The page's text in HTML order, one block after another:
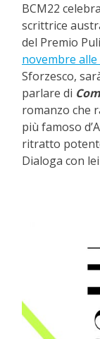
BCM22
scrittrice
del Premio
novembre alle
Sforzesco,
parlare di
romanzo che
più famoso
ritratto
Dialoga con